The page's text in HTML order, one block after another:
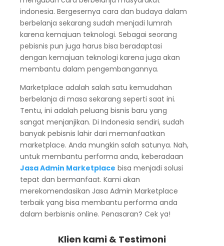
indonesia. Bergesernya cara dan budaya dalam
berbelanja sekarang sudah menjadi lumrah
karena kemajuan teknologi. Sebagai seorang
pebisnis pun juga harus bisa beradaptasi
dengan kemajuan teknologi karena juga akan
membantu dalam pengembangannya.
Marketplace adalah salah satu kemudahan
berbelanja di masa sekarang seperti saat ini.
Tentu, ini adalah peluang bisnis baru yang
sangat menjanjikan. Di Indonesia sendiri, sudah
banyak pebisnis lahir dari memanfaatkan
marketplace. Anda mungkin salah satunya. Nah,
untuk membantu performa anda, keberadaan
Jasa Admin Marketplace bisa menjadi solusi
tepat dan bermanfaat. Kami akan
merekomendasikan Jasa Admin Marketplace
terbaik yang bisa membantu performa anda
dalam berbisnis online. Penasaran? Cek ya!
Klien kami & Testimoni